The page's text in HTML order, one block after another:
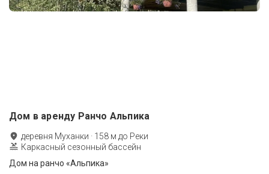
Дом в аренду Ранчо Альпика
деревня Муханки · 158 м до Реки
Каркасный сезонный бассейн
Дом на ранчо «Альпика»